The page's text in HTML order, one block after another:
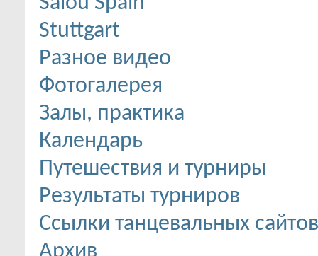
Stuttgart
Разное видео
Фотогалерея
Залы, практика
Календарь
Путешествия и турниры
Результаты турниров
Ссылки танцевальных сайтов